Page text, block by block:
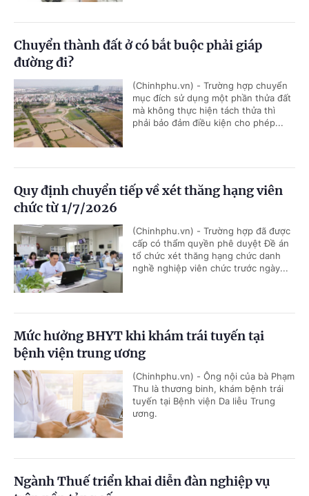
Chuyển thành đất ở có bắt buộc phải giáp
đường đi?
(Chinhphu.vn) - Trường hợp chuyển
mục đích sử dụng một phần thửa đất
mà không thực hiện tách thửa thì
phải bảo đảm điều kiện cho phép...
Quy định chuyển tiếp về xét thăng hạng viên
chức từ 1/7/2026
(Chinhphu.vn) - Trường hợp đã được
cấp có thẩm quyền phê duyệt Đề án
tổ chức xét thăng hạng chức danh
nghề nghiệp viên chức trước ngày...
Mức hưởng BHYT khi khám trái tuyến tại
bệnh viện trung ương
(Chinhphu.vn) - Ông nội của bà Phạm
Thu là thương binh, khám bệnh trái
tuyến tại Bệnh viện Da liễu Trung
ương.
Ngành Thuế triển khai diễn đàn nghiệp vụ